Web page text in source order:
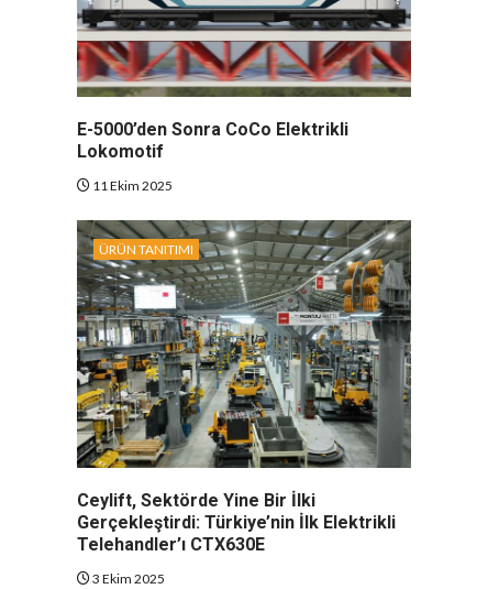
E-5000’den Sonra CoCo Elektrikli
Lokomotif
11 Ekim 2025
ÜRÜN TANITIMI
Ceylift, Sektörde Yine Bir İlki
Gerçekleştirdi: Türkiye’nin İlk Elektrikli
Telehandler’ı CTX630E
3 Ekim 2025